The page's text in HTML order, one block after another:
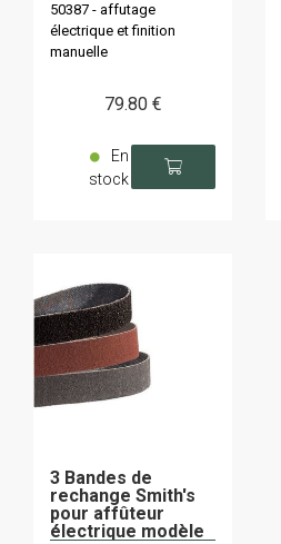
50387 - affutage
électrique et finition
manuelle
79.80 €
En
stock
3 Bandes de
rechange Smith's
pour affûteur
électrique modèle